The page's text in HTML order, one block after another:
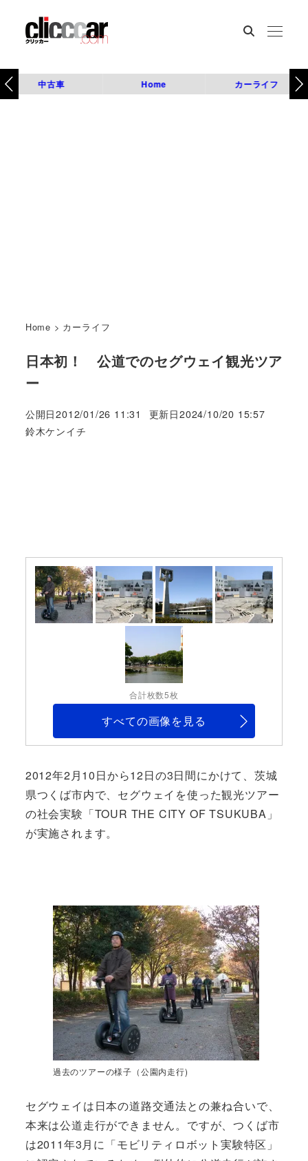
中古車 Home カーライフ
Home > カーライフ
日本初！ 公道でのセグウェイ観光ツア
ー
公開日2012/01/26 11:31 更新日2024/10/20 15:57
著
鈴木ケンイチ
合計枚数5枚
すべての画像を見る
2012年2月10日から12日の3日間にかけて、茨城
県つくば市内で、セグウェイを使った観光ツアー
の社会実験「TOUR THE CITY OF TSUKUBA」
が実施されます。
過去のツアーの様子（公園内走行)
セグウェイは日本の道路交通法との兼ね合いで、
本来は公道走行ができません。ですが、つくば市
は2011年3月に「モビリティロボット実験特区」